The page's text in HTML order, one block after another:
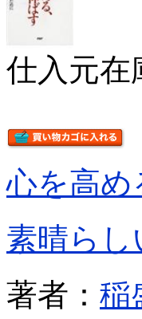
仕入元在
心を高
素晴ら
著者： 稲